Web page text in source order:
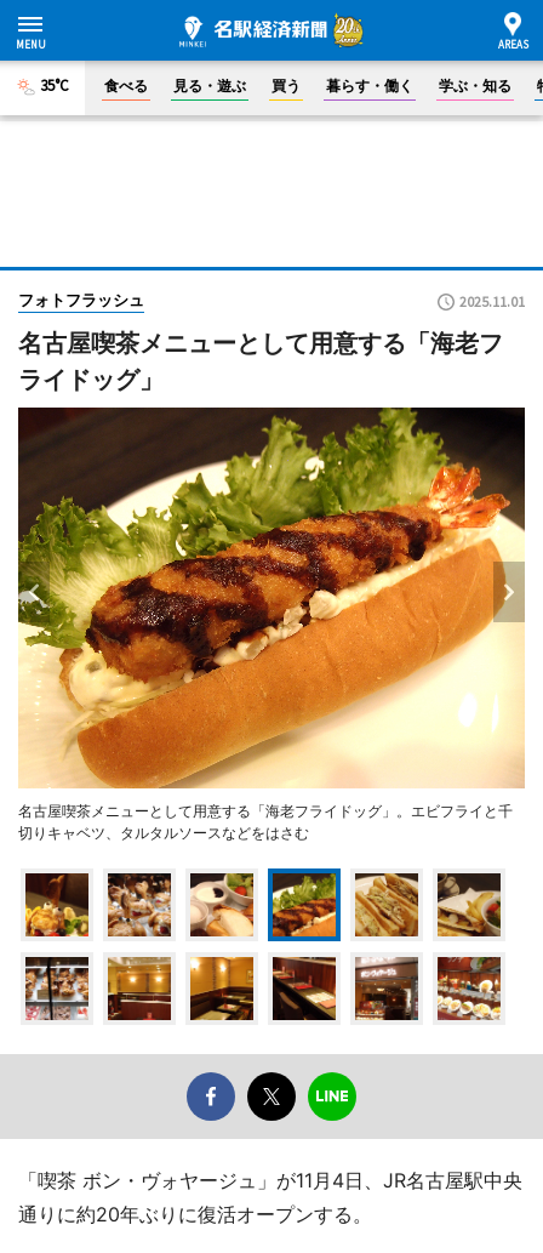
35°C 食べる 見る・遊ぶ 買う 暮らす・働く 学ぶ・知る
フォトフラッシュ 2025.11.01
名古屋喫茶メニューとして用意する「海老フ
ライドッグ」
名古屋喫茶メニューとして用意する「海老フライドッグ」。エビフライと千
切りキャベツ、タルタルソースなどをはさむ
「喫茶 ボン・ヴォヤージュ」が11月4日、JR名古屋駅中央
通りに約20年ぶりに復活オープンする。